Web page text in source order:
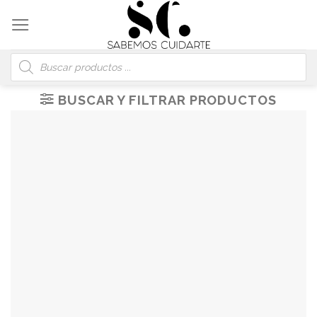
content
Búsqueda
de
productos
BUSCAR Y FILTRAR PRODUCTOS